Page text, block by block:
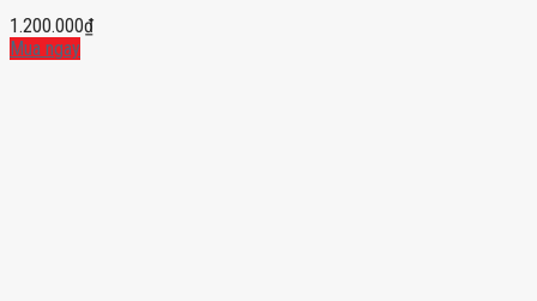
1.200.000₫
Mua ngay